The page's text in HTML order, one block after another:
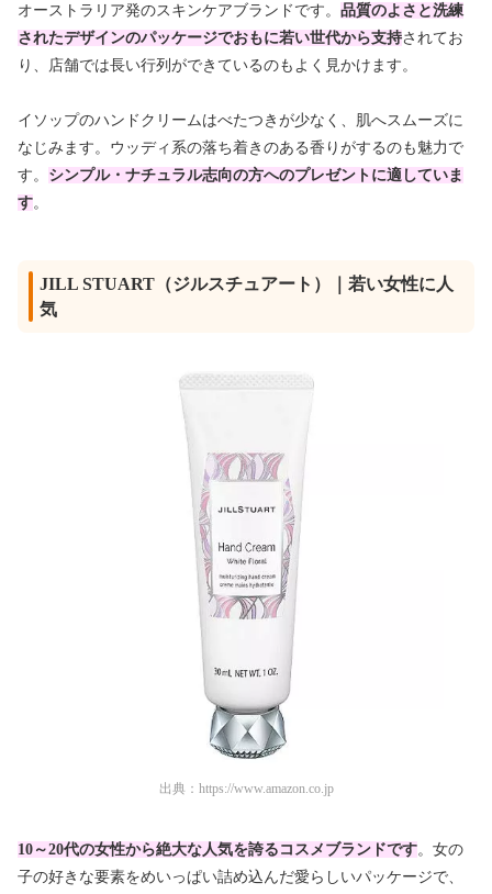
オーストラリア発のスキンケアブランドです。 品質のよさと洗練
されたデザインのパッケージでおもに若い世代から支持されてお
り、店舗では長い行列ができているのもよく見かけます。
イソップのハンドクリームはべたつきが少なく、肌へスムーズに
なじみます。ウッディ系の落ち着きのある香りがするのも魅力で
す。 シンプル・ナチュラル志向の方へのプレゼントに適していま
す。
JILL STUART（ジルスチュアート）｜若い女性に人
気
出典： https://www.amazon.co.jp
10～20代の女性から絶大な人気を誇るコスメブランドです。女の
子の好きな要素をめいっぱい詰め込んだ愛らしいパッケージで、